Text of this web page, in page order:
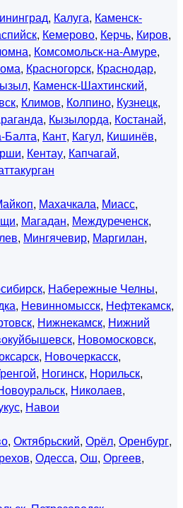
, Калуга, Каменск-
, Кемерово, Керчь, Киров,
, Комсомольск-на-Амуре,
, Красногорск, Краснодар,
, Каменск-Шахтинский,
, Климов, Колпино, Кузнецк,
, Кызылорда, Костанай,
Балта, Кант, Кагул, Кишинёв,
, Кентау, Капчагай,
, Махачкала, Миасс,
, Магадан, Междуреченск,
, Мингячевир, Маргилан,
, Набережные Челны,
, Невинномысск, Нефтекамск,
, Нижнекамск, Нижний
, Новомосковск,
, Новочеркасск,
, Ногинск, Норильск,
, Николаев,
, Навои
, Октябрьский, Орёл, Оренбург,
, Одесса, Ош, Оргеев,